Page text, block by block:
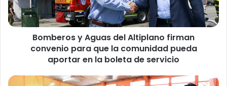
o
s
y
s
Bomberos y Aguas del Altiplano firman
convenio para que la comunidad pueda
aportar en la boleta de servicio
C